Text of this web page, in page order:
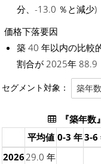
分、-13.0 ％と減少)
価格下落要因
築 40 年以内の比較
割合が 2025年
セグメント対象： 築年数
『築年
平均値 0-3 年3-6
202629.0 年